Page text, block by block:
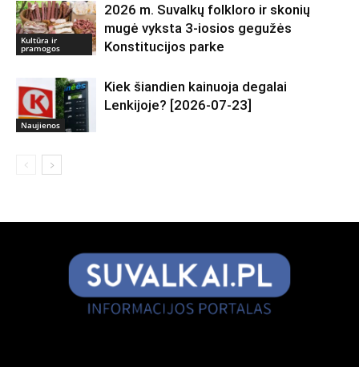
Kultūra ir
pramogos
2026 m. Suvalkų folkloro ir skonių
mugė vyksta 3-iosios gegužės
Konstitucijos parke
Naujienos
Kiek šiandien kainuoja degalai
Lenkijoje? [2026-07-23]